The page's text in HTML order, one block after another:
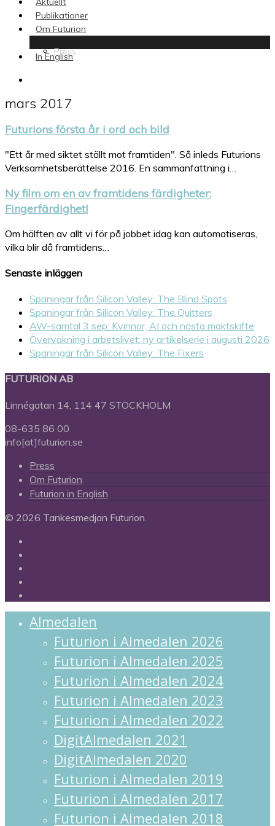
Publikationer
Om Futurion
Press
In English
mars 2017
Futurions första år i ord och bild
"Ett år med siktet ställt mot framtiden". Så inleds Futurions
Verksamhetsberättelse 2016. En sammanfattning i…
Ny film om en av framtidens färdigheter:
Fingerfärdighet!
Om hälften av allt vi för på jobbet idag kan automatiseras,
vilka blir då framtidens…
Senaste inläggen
Spaningar från Silicon Valley: The Blind Spots
Spaningar från Silicon Valley: The Quitters
AW-samtal 3 sep: Kvinnor, AI och nästa maktskifte
Övervakning i arbetslivet: ny artikelserie i augusti 2026
Spaningar från Silicon Valley: The Fixers
FUTURION AB
Linnégatan 14, 114 47 STOCKHOLM
08-635 86 00
info[at]futurion.se
Press
Om Futurion
Futurion in English
© 2026 Tankesmedjan Futurion.
Almedalen
Futurion i Almedalen 2026
Futurion i Almedalen 2025
Futurion i Almedalen 2024
Futurion i Almedalen 2023
Futurion i Almedalen 2022
DigitAlmedalen 2021
DigitAlmedalen 2020
Futurion i Almedalen 2019
Futurion i Almedalen 2017
Futurion i Almedalen 2018